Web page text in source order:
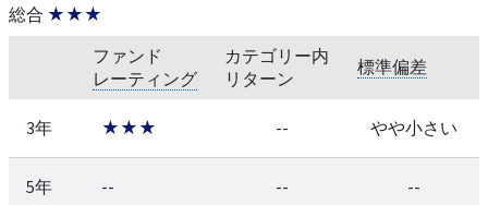
総合 ★★★
ファンド
レーティング
カテゴリー内
リターン
標準偏差
3年 ★★★ -- やや小さい
5年 -- -- --